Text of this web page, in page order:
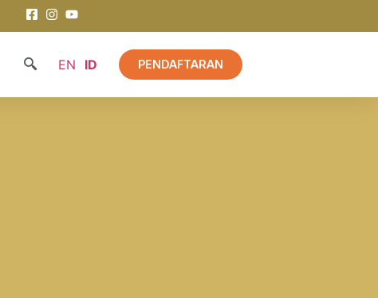
EN ID PENDAFTARAN